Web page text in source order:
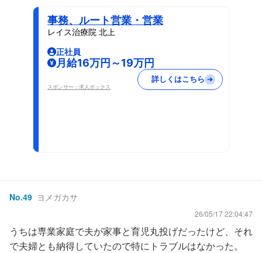
事務、ルート営業・営業
レイス治療院 北上
正社員
月給16万円～19万円
スポンサー：求人ボックス
詳しくはこちら
No.49 ヨメガカサ
26/05/17 22:04:47
うちは専業家庭で夫が家事と育児丸投げだったけど、それ
で夫婦とも納得していたので特にトラブルはなかった。